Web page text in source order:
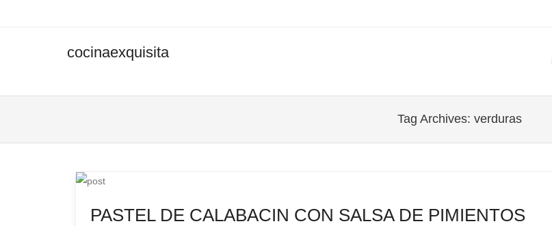
cocinaexquisita
Tag Archives: verduras
PASTEL DE CALABACIN CON SALSA DE PIMIENTOS